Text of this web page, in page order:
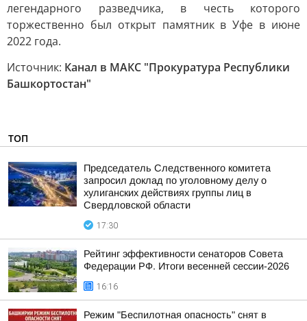
легендарного разведчика, в честь которого
торжественно был открыт памятник в Уфе в июне
2022 года.
Источник: Канал в МАКС "Прокуратура Республики
Башкортостан"
ТОП
Председатель Следственного комитета
запросил доклад по уголовному делу о
хулиганских действиях группы лиц в
Свердловской области
17:30
Рейтинг эффективности сенаторов Совета
Федерации РФ. Итоги весенней сессии-2026
16:16
Режим "Беспилотная опасность" снят в